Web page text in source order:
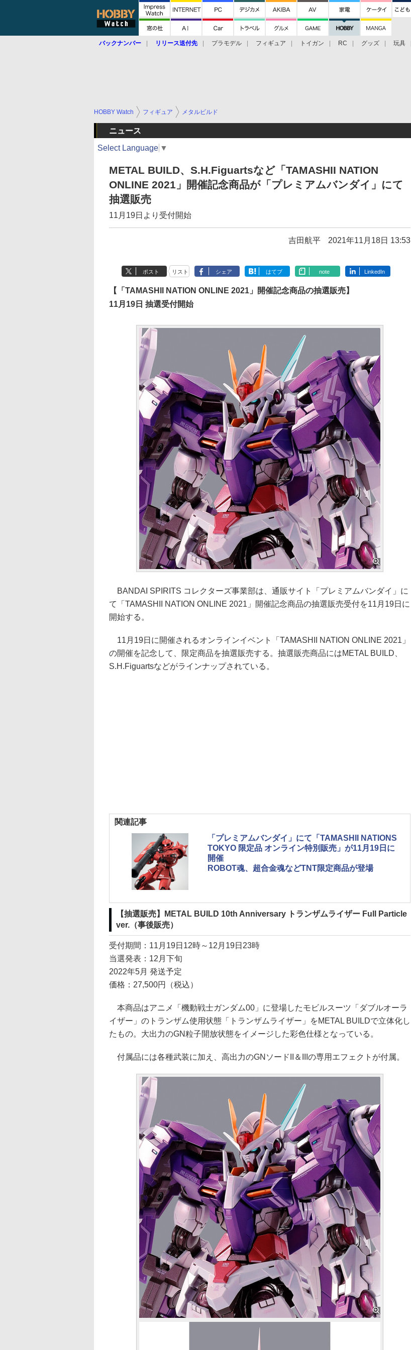
バックナンバー リリース送付先 プラモデル フィギュア トイガン RC グッズ 玩具
HOBBY Watch フィギュア メタルビルド
ニュース
Select Language ▼
METAL BUILD、S.H.Figuartsなど「TAMASHII NATION
ONLINE 2021」開催記念商品が「プレミアムバンダイ」にて
抽選販売
11月19日より受付開始
吉田航平 2021年11月18日 13:53
ポスト リスト シェア はてブ note LinkedIn
【「TAMASHII NATION ONLINE 2021」開催記念商品の抽選販売】
11月19日 抽選受付開始
BANDAI SPIRITS コレクターズ事業部は、通販サイト「プレミアムバンダイ」に
て「TAMASHII NATION ONLINE 2021」開催記念商品の抽選販売受付を11月19日に
開始する。
11月19日に開催されるオンラインイベント「TAMASHII NATION ONLINE 2021」
の開催を記念して、限定商品を抽選販売する。抽選販売商品にはMETAL BUILD、
S.H.Figuartsなどがラインナップされている。
関連記事
「プレミアムバンダイ」にて「TAMASHII NATIONS
TOKYO 限定品 オンライン特別販売」が11月19日に
開催
ROBOT魂、超合金魂などTNT限定商品が登場
【抽選販売】METAL BUILD 10th Anniversary トランザムライザー Full Particle
ver.（事後販売）
受付期間：11月19日12時～12月19日23時
当選発表：12月下旬
2022年5月 発送予定
価格：27,500円（税込）
本商品はアニメ「機動戦士ガンダム00」に登場したモビルスーツ「ダブルオーラ
イザー」のトランザム使用状態「トランザムライザー」をMETAL BUILDで立体化し
たもの。大出力のGN粒子開放状態をイメージした彩色仕様となっている。
付属品には各種武装に加え、高出力のGNソードII＆IIIの専用エフェクトが付属。